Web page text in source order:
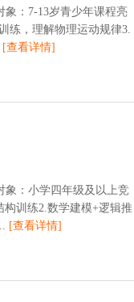
象：7-13岁青少年课程亮
练，理解物理运动规律3.
[查看详情]
象：小学四年级及以上竞
训练2.数学建模+逻辑推
[查看详情]